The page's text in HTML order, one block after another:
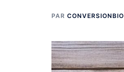
PAR CONVERSIONBIO